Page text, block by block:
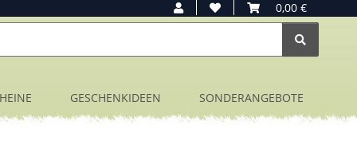
0,00 €
GESCHENKIDEEN SONDERANGEBOTE